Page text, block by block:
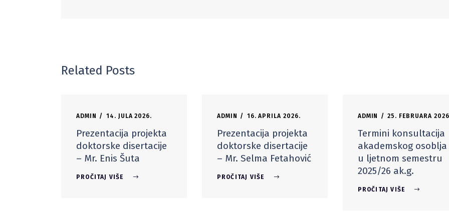
Related Posts
ADMIN 14. JULA 2026.
Prezentacija projekta
doktorske disertacije
– Mr. Enis Šuta
PROČITAJ VIŠE
ADMIN 16. APRILA 2026.
Prezentacija projekta
doktorske disertacije
– Mr. Selma Fetahović
PROČITAJ VIŠE
ADMIN 25. FEBRUARA
Termini konsultacija
akademskog osoblja
u ljetnom semestru
2025/26 ak.g.
PROČITAJ VIŠE